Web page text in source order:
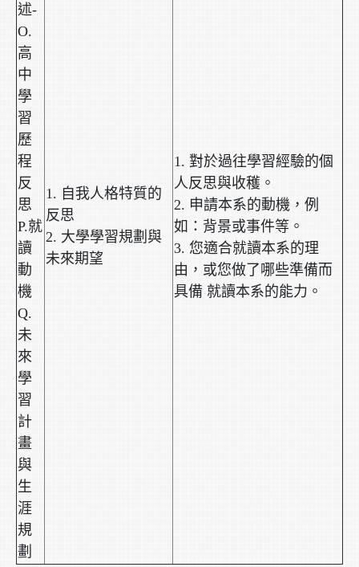
述-
O.
高
中
學
習
歷
程
反
思
P.就
讀
動
機
Q.
未
來
學
習
計
畫
與
生
涯
規
劃
1. 自我人格特質的
反思
2. 大學學習規劃與
未來期望
1. 對於過往學習經驗的個
人反思與收穫。
2. 申請本系的動機，例
如：背景或事件等。
3. 您適合就讀本系的理
由，或您做了哪些準備而
具備 就讀本系的能力。